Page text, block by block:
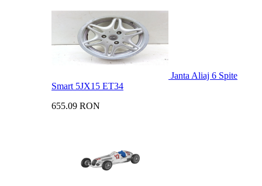
Janta Aliaj 6 Spite
Smart 5JX15 ET34
655.09 RON